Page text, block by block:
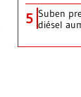
5 Suben
diésel